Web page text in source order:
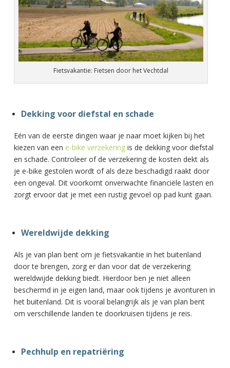
Fietsvakantie: Fietsen door het Vechtdal
Dekking voor diefstal en schade
Eén van de eerste dingen waar je naar moet kijken bij het
kiezen van een e-bike verzekeringis de dekking voor diefstal
en schade. Controleer of de verzekering de kosten dekt als
je e-bike gestolen wordt of als deze beschadigd raakt door
een ongeval. Dit voorkomt onverwachte financiële lasten en
zorgt ervoor dat je met een rustig gevoel op pad kunt gaan.
Wereldwijde dekking
Als je van plan bent om je fietsvakantie in het buitenland
door te brengen, zorg er dan voor dat de verzekering
wereldwijde dekking biedt. Hierdoor ben je niet alleen
beschermd in je eigen land, maar ook tijdens je avonturen in
het buitenland. Dit is vooral belangrijk als je van plan bent
om verschillende landen te doorkruisen tijdens je reis.
Pechhulp en repatriëring